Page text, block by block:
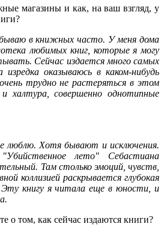
магазины и как, на ваш взгляд, у
в книжных часто. У меня дома
любимых книг, которые я могу
Сейчас издается много самых
изредка оказываюсь в каком-нибудь
трудно не растеряться в этом
халтура, совершенно однотипные
люблю. Хотя бывают и исключения.
лето" Себастиана
Там столько эмоций, чувств,
коллизией раскрывается глубокая
Эту книгу я читала еще в юности, и
о том, как сейчас издаются книги?